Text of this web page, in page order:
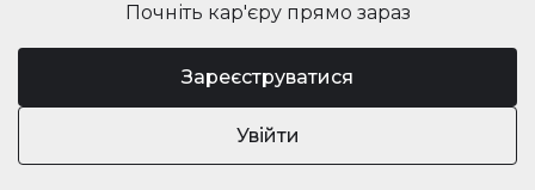
Почніть кар'єру прямо зараз
Зареєструватися
Увійти